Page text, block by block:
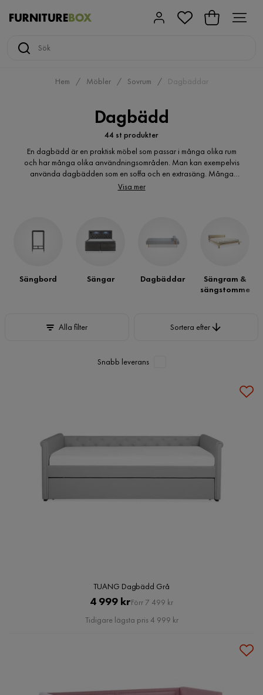
Hem Möbler Sovrum Dagbäddar
Dagbädd
44 st produkter
En dagbädd är en praktisk möbel som passar i många olika rum
och har många olika användningsområden. Man kan exempelvis
använda dagbädden som en soffa och en extrasäng. Många
modeller har även förvaringsutrymmen inkorporerade i designen
Visa mer
Sängbord Sängar Dagbäddar
Sängram &
sängstomme
Alla filter Sortera efter
Snabb leverans
TUANG Dagbädd Grå
Pris
4 999 krOriginal
Pris
Förr 7 499 kr
Tidigare lägsta pris 4 999 kr